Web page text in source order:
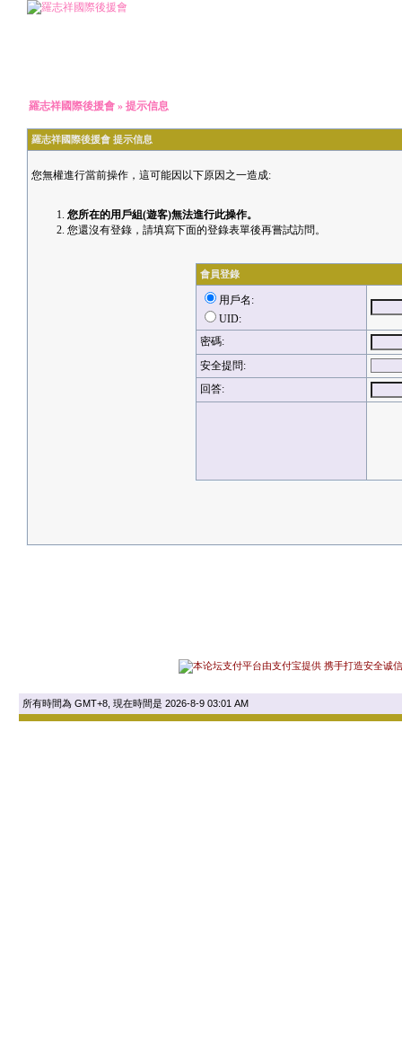
羅志祥國際後援會 » 提示信息
羅志祥國際後援會 提示信息
您無權進行當前操作，這可能因以下原因之一造成:
您所在的用戶組(遊客)無法進行此操作。
您還沒有登錄，請填寫下面的登錄表單後再嘗試訪問。
會員登錄
用戶名:
UID:
密碼:
安全提問:
回答:
所有時間為 GMT+8, 現在時間是 2026-8-9 03:01 AM